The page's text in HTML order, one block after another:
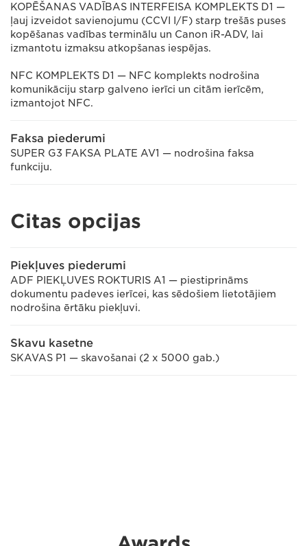
KOPĒŠANAS VADĪBAS INTERFEISA KOMPLEKTS D1 —
ļauj izveidot savienojumu (CCVI I/F) starp trešās puses
kopēšanas vadības terminālu un Canon iR-ADV, lai
izmantotu izmaksu atkopšanas iespējas.
NFC KOMPLEKTS D1 — NFC komplekts nodrošina
komunikāciju starp galveno ierīci un citām ierīcēm,
izmantojot NFC.
Faksa piederumi
SUPER G3 FAKSA PLATE AV1 — nodrošina faksa
funkciju.
Citas opcijas
Piekļuves piederumi
ADF PIEKĻUVES ROKTURIS A1 — piestiprināms
dokumentu padeves ierīcei, kas sēdošiem lietotājiem
nodrošina ērtāku piekļuvi.
Skavu kasetne
SKAVAS P1 — skavošanai (2 x 5000 gab.)